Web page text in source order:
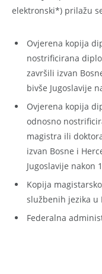
elektronski*) prilažu
Ovjerena kopija
nostrificirana
završili izvan
bivše Jugoslavije
Ovjerena kopija
odnosno
magistra ili
izvan Bosne i
Jugoslavije nakon
Kopija
službenih jezika u
Federalna